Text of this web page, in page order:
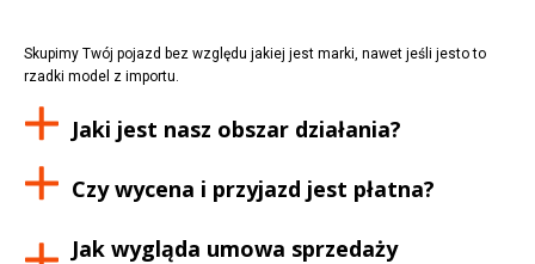
Skupimy Twój pojazd bez względu jakiej jest marki, nawet jeśli jesto to
rzadki model z importu.
Jaki jest nasz obszar działania?
Czy wycena i przyjazd jest płatna?
Jak wygląda umowa sprzedaży